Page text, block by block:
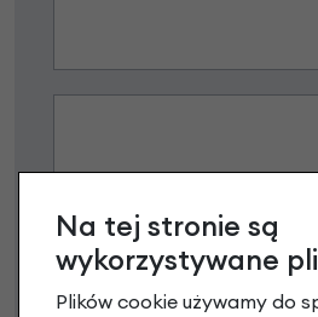
Raty
Na tej stronie są
wykorzystywane
Plików cookie używamy do